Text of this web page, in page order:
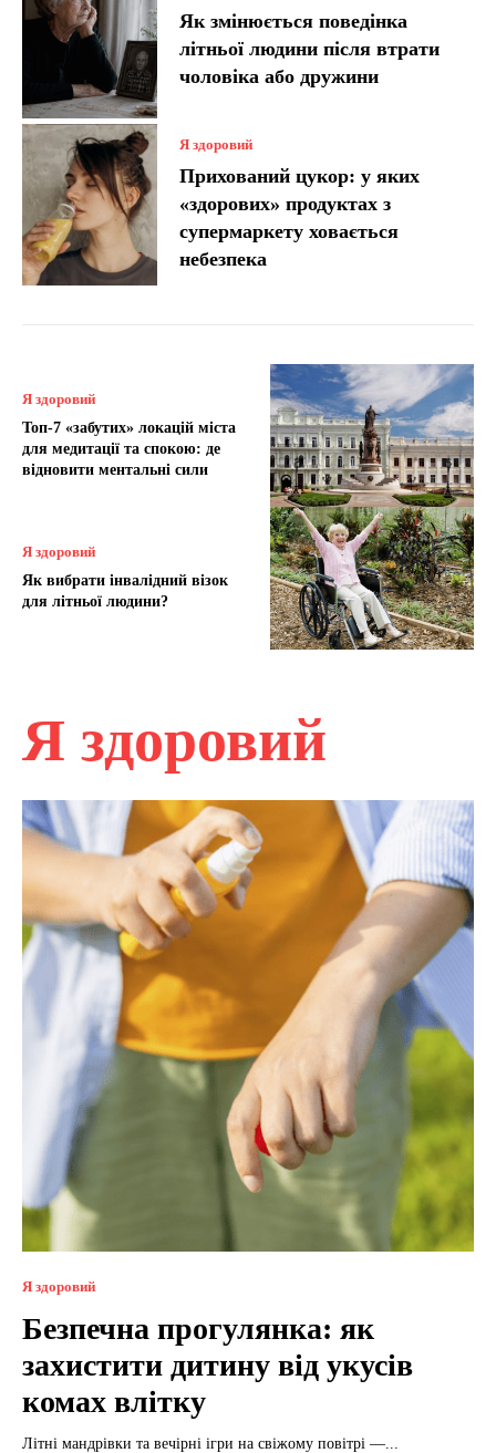
Як змінюється поведінка
літньої людини після втрати
чоловіка або дружини
Я здоровий
Прихований цукор: у яких
«здорових» продуктах з
супермаркету ховається
небезпека
Я здоровий
Топ-7 «забутих» локацій міста
для медитації та спокою: де
відновити ментальні сили
Я здоровий
Як вибрати інвалідний візок
для літньої людини?
Я здоровий
Я здоровий
Безпечна прогулянка: як
захистити дитину від укусів
комах влітку
Літні мандрівки та вечірні ігри на свіжому повітрі —...